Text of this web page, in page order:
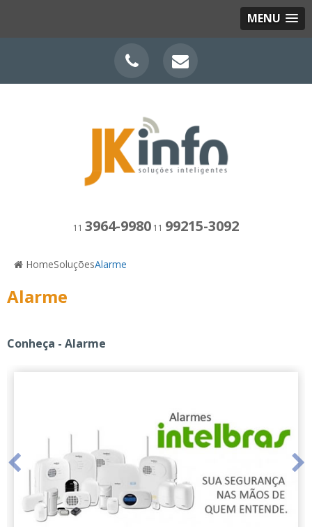
MENU
11 3964-9980 11 99215-3092
HomeSoluçõesAlarme
Alarme
Conheça - Alarme